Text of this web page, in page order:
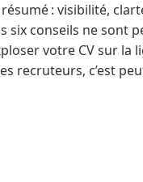
: visibilité,
six conseils ne sont
votre CV sur la
recruteurs, c’est